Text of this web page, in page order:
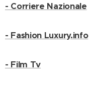
- Corriere Nazionale
- Fashion Luxury.info
- Film Tv